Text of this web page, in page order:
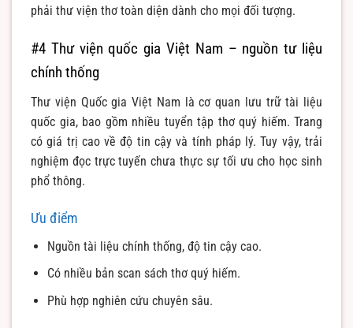
phải thư viện thơ toàn diện dành cho mọi đối tượng.
#4 Thư viện quốc gia Việt Nam – nguồn tư liệu
chính thống
Thư viện Quốc gia Việt Nam là cơ quan lưu trữ tài liệu
quốc gia, bao gồm nhiều tuyển tập thơ quý hiếm. Trang
có giá trị cao về độ tin cậy và tính pháp lý. Tuy vậy, trải
nghiệm đọc trực tuyến chưa thực sự tối ưu cho học sinh
phổ thông.
Ưu điểm
Nguồn tài liệu chính thống, độ tin cậy cao.
Có nhiều bản scan sách thơ quý hiếm.
Phù hợp nghiên cứu chuyên sâu.